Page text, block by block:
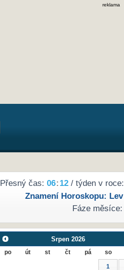
reklama
Přesný čas: 06: 12/ týden v roce:
Znamení Horoskopu: Lev
Fáze měsíce:
Srpen 2026
po út st čt pá so
1